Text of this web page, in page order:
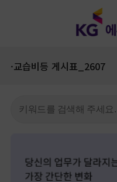
·교습비등 게시표_2607